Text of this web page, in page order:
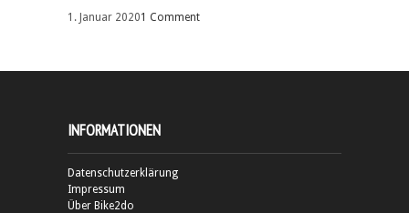
1. Januar 20201 Comment
INFORMATIONEN
Datenschutzerklärung
Impressum
Über Bike2do